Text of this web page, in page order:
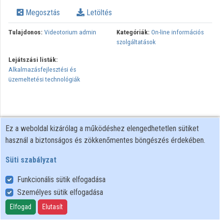
Intézmények
Közreműködők
Megosztás Letöltés
Tulajdonos: Videotorium admin Kategóriák: On-line információs
szolgáltatások
Lejátszási listák:
Alkalmazásfejlesztési és
üzemeltetési technológiák
Felhasználói szabályzat
Adatkezelési tájékoztató
Süti szabályzat
Ez a weboldal kizárólag a működéshez elengedhetetlen sütiket
használ a biztonságos és zökkenőmentes böngészés érdekében.
Süti szabályzat
Funkcionális sütik elfogadása
Személyes sütik elfogadása
Elfogad Elutasít